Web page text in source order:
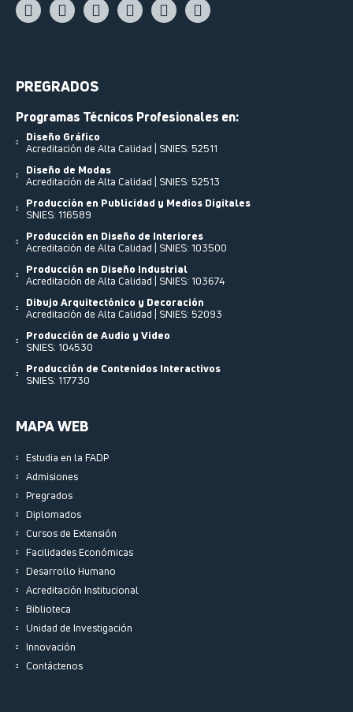
PREGRADOS
Programas Técnicos Profesionales en:
Diseño Gráfico
Acreditación de Alta Calidad | SNIES: 52511
Diseño de Modas
Acreditación de Alta Calidad | SNIES: 52513
Producción en Publicidad y Medios Digitales
SNIES: 116589
Producción en Diseño de Interiores
Acreditación de Alta Calidad | SNIES: 103500
Producción en Diseño Industrial
Acreditación de Alta Calidad | SNIES: 103674
Dibujo Arquitectónico y Decoración
Acreditación de Alta Calidad | SNIES: 52093
Producción de Audio y Video
SNIES: 104530
Producción de Contenidos Interactivos
SNIES: 117730
MAPA WEB
Estudia en la FADP
Admisiones
Pregrados
Diplomados
Cursos de Extensión
Facilidades Económicas
Desarrollo Humano
Acreditación Institucional
Biblioteca
Unidad de Investigación
Innovación
Contáctenos